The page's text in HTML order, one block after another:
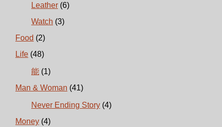
Leather (6)
Watch (3)
Food (2)
Life (48)
能 (1)
Man & Woman (41)
Never Ending Story (4)
Money (4)